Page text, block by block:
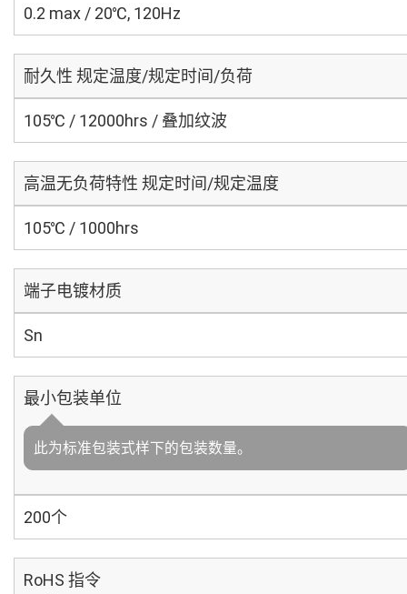
0.2 max / 20℃, 120Hz
耐久性 规定温度/规定时间/负荷
105℃ / 12000hrs / 叠加纹波
高温无负荷特性 规定时间/规定温度
105℃ / 1000hrs
端子电镀材质
Sn
最小包装单位
此为标准包装式样下的包装数量。
200个
RoHS 指令